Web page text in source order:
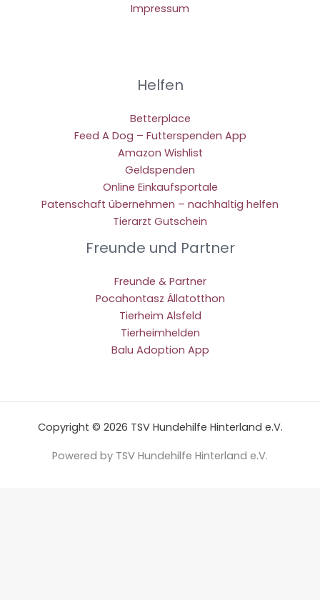
Impressum
Helfen
Betterplace
Feed A Dog – Futterspenden App
Amazon Wishlist
Geldspenden
Online Einkaufsportale
Patenschaft übernehmen – nachhaltig helfen
Tierarzt Gutschein
Freunde und Partner
Freunde & Partner
Pocahontasz Állatotthon
Tierheim Alsfeld
Tierheimhelden
Balu Adoption App
Copyright © 2026 TSV Hundehilfe Hinterland e.V.
Powered by TSV Hundehilfe Hinterland e.V.